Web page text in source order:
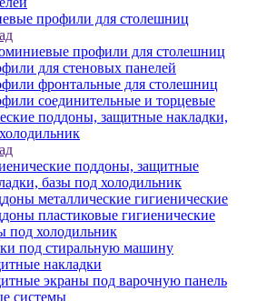
профили для столешниц
профили для столешниц
для стеновых панелей
фронтальные для столешниц
соединительные и торцевые
поддоны, защитные накладки,
поддоны, защитные
базы под холодильник
металлические гигиенические
пластиковые гигиенические
под холодильник
под стиральную машину
накладки
экраны под варочную панель
системы